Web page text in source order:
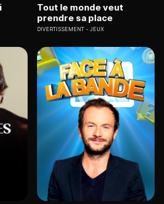
Tout le monde veut
prendre sa place
DIVERTISSEMENT JEUX